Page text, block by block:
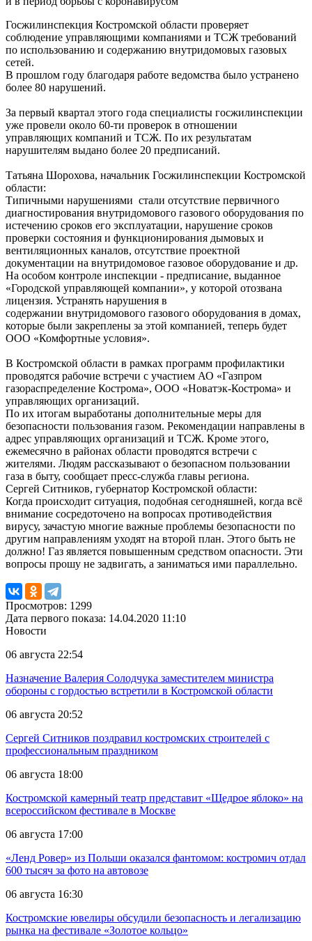
Госжилинспекция Костромской области проверяет
соблюдение управляющими компаниями и ТСЖ требований
по использованию и содержанию внутридомовых газовых
сетей.
В прошлом году благодаря работе ведомства было устранено
более 80 нарушений.
За первый квартал этого года специалисты госжилинспекции
уже провели около 60-ти проверок в отношении
управляющих компаний и ТСЖ. По их результатам
нарушителям выдано более 20 предписаний.
Татьяна Шорохова, начальник Госжилинспекции Костромской
области:
Типичными нарушениями стали отсутствие первичного
диагностирования внутридомового газового оборудования по
истечению сроков его эксплуатации, нарушение сроков
проверки состояния и функционирования дымовых и
вентиляционных каналов, отсутствие проектной
документации на внутридомовое газовое оборудование и др.
На особом контроле инспекции - предписание, выданное
«Городской управляющей компании», у которой отозвана
лицензия. Устранять нарушения в
содержании внутридомового газового оборудования в домах,
которые были закреплены за этой компанией, теперь будет
ООО «Комфортные условия».
В Костромской области в рамках программ профилактики
проводятся рабочие встречи с участием АО «Газпром
газораспределение Кострома», ООО «Новатэк-Кострома» и
управляющих организаций.
По их итогам выработаны дополнительные меры для
безопасности пользования газом. Рекомендации направлены в
адрес управляющих организаций и ТСЖ. Кроме этого,
ежемесячно в районах области проводятся встречи с
жителями. Людям рассказывают о безопасном пользовании
газа в быту, сообщает пресс-служба главы региона.
Сергей Ситников, губернатор Костромской области:
Когда происходит ситуация, подобная сегодняшней, когда всё
внимание сосредоточено на вопросах противодействия
вирусу, зачастую многие важные проблемы безопасности по
другим направлениям уходят на второй план. Этого быть не
должно! Газ является повышенным средством опасности. Эти
вопросы прошу не задвигать, а заниматься ими параллельно.
Просмотров: 1299
Дата первого показа: 14.04.2020 11:10
Новости
06 августа 22:54
Назначение Валерия Солодчука заместителем министра
обороны с гордостью встретили в Костромской области
06 августа 20:52
Сергей Ситников поздравил костромских строителей с
профессиональным праздником
06 августа 18:00
Костромской камерный театр представит «Щедрое яблоко» на
всероссийском фестивале в Москве
06 августа 17:00
«Ленд Ровер» из Польши оказался фантомом: костромич отдал
600 тысяч за фото на автовозе
06 августа 16:30
Костромские ювелиры обсудили безопасность и легализацию
рынка на фестивале «Золотое кольцо»